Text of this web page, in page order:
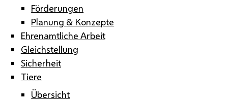
Förderungen
Planung & Konzepte
Ehrenamtliche Arbeit
Gleichstellung
Sicherheit
Tiere
Übersicht